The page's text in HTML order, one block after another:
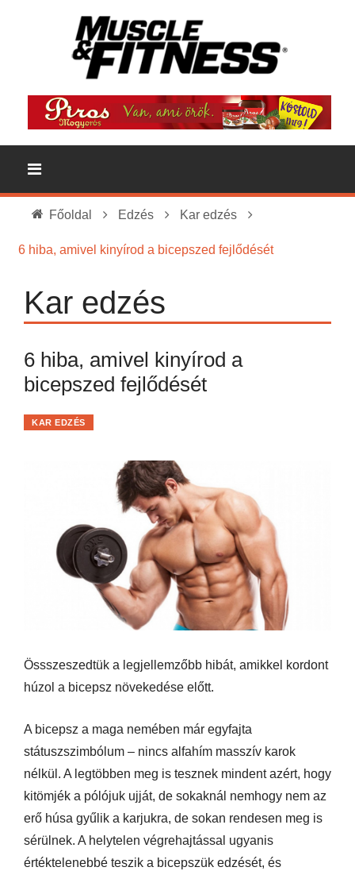
Főoldal Edzés Kar edzés
6 hiba, amivel kinyírod a bicepszed fejlődését
Kar edzés
6 hiba, amivel kinyírod a
bicepszed fejlődését
KAR EDZÉS
Össszeszedtük a legjellemzőbb hibát, amikkel kordont
húzol a bicepsz növekedése előtt.
A bicepsz a maga nemében már egyfajta
státuszszimbólum – nincs alfahím masszív karok
nélkül. A legtöbben meg is tesznek mindent azért, hogy
kitömjék a pólójuk ujját, de sokaknál nemhogy nem az
erő húsa gyűlik a karjukra, de sokan rendesen meg is
sérülnek. A helytelen végrehajtással ugyanis
értéktelenebbé teszik a bicepszük edzését, és